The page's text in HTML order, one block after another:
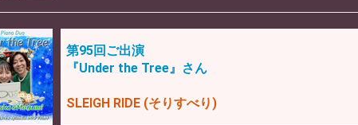
第95回ご出演
『Under the Tree』さん
SLEIGH RIDE (そりすべり)